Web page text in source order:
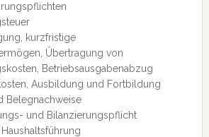
kurzfristige
Übertragung von
Betriebsausgabenabzug
Ausbildung und Fortbildung
Belegnachweise
und Bilanzierungspflicht